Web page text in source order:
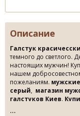
Описание
Галстук
темного до светлого.
настоящих мужчин!
нашем
пожеланиям.
серый, магазин
галстуков Киев.
Sergio Ellini или в